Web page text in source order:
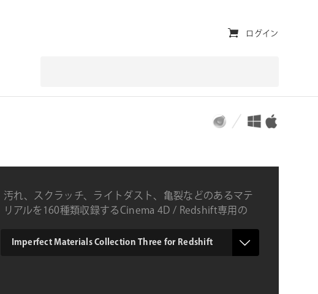
ユ
ィ
リ
ィ・
ナ
ビ
ゲ
ー
ログイン
対応プラットフォーム 対応OS
汚れ、スクラッチ、ライトダスト、亀裂などのあるマテ
リアルを160種類収録するCinema 4D / Redshift専用の
type